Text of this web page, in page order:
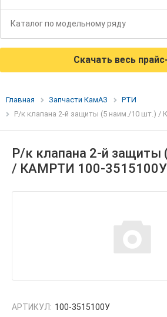
Каталог по модельному ряду
Скачать весь
Главная Запчасти КамАЗ
РТИ
Р/к клапана 2-й защиты (5 наим./10 шт.) /
Р/к клапана 2-й защиты
/ КАМРТИ 100-3515100У
АРТИКУЛ: 100-3515100У